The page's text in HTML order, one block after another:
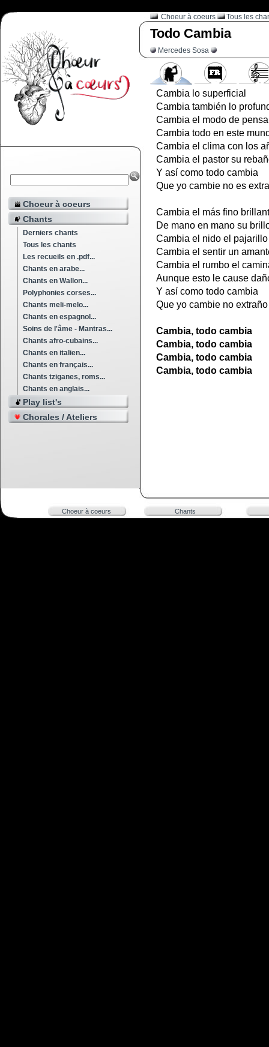
Choeur à coeurs
Chants
Derniers chants
Tous les chants
Les recueils en .pdf...
Chants en arabe...
Chants en Wallon...
Polyphonies corses...
Chants meli-melo...
Chants en espagnol...
Soins de l'âme - Mantras...
Chants afro-cubains...
Chants en italien...
Chants en français...
Chants tziganes, roms...
Chants en anglais...
Play list's
Chorales / Ateliers
Choeur à coeurs Tous les
Todo Cambia
Mercedes Sosa
Cambia lo superficial
Cambia también lo
Cambia el modo de
Cambia todo en este
Cambia el clima con los
Cambia el pastor su
Y así como todo cambia
Que yo cambie no es
Cambia el más fino
De mano en mano su
Cambia el nido el pajarillo
Cambia el sentir un
Cambia el rumbo el
Aunque esto le cause
Y así como todo cambia
Que yo cambie no extraño
Cambia, todo cambia
Cambia, todo cambia
Cambia, todo cambia
Cambia, todo cambia
Choeur à coeurs Chants